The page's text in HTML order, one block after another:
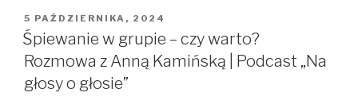
OPUBLIKOWANE
W
5 PAŹDZIERNIKA, 2024
Śpiewanie w grupie – czy warto?
Rozmowa z Anną Kamińską | Podcast „Na
głosy o głosie”